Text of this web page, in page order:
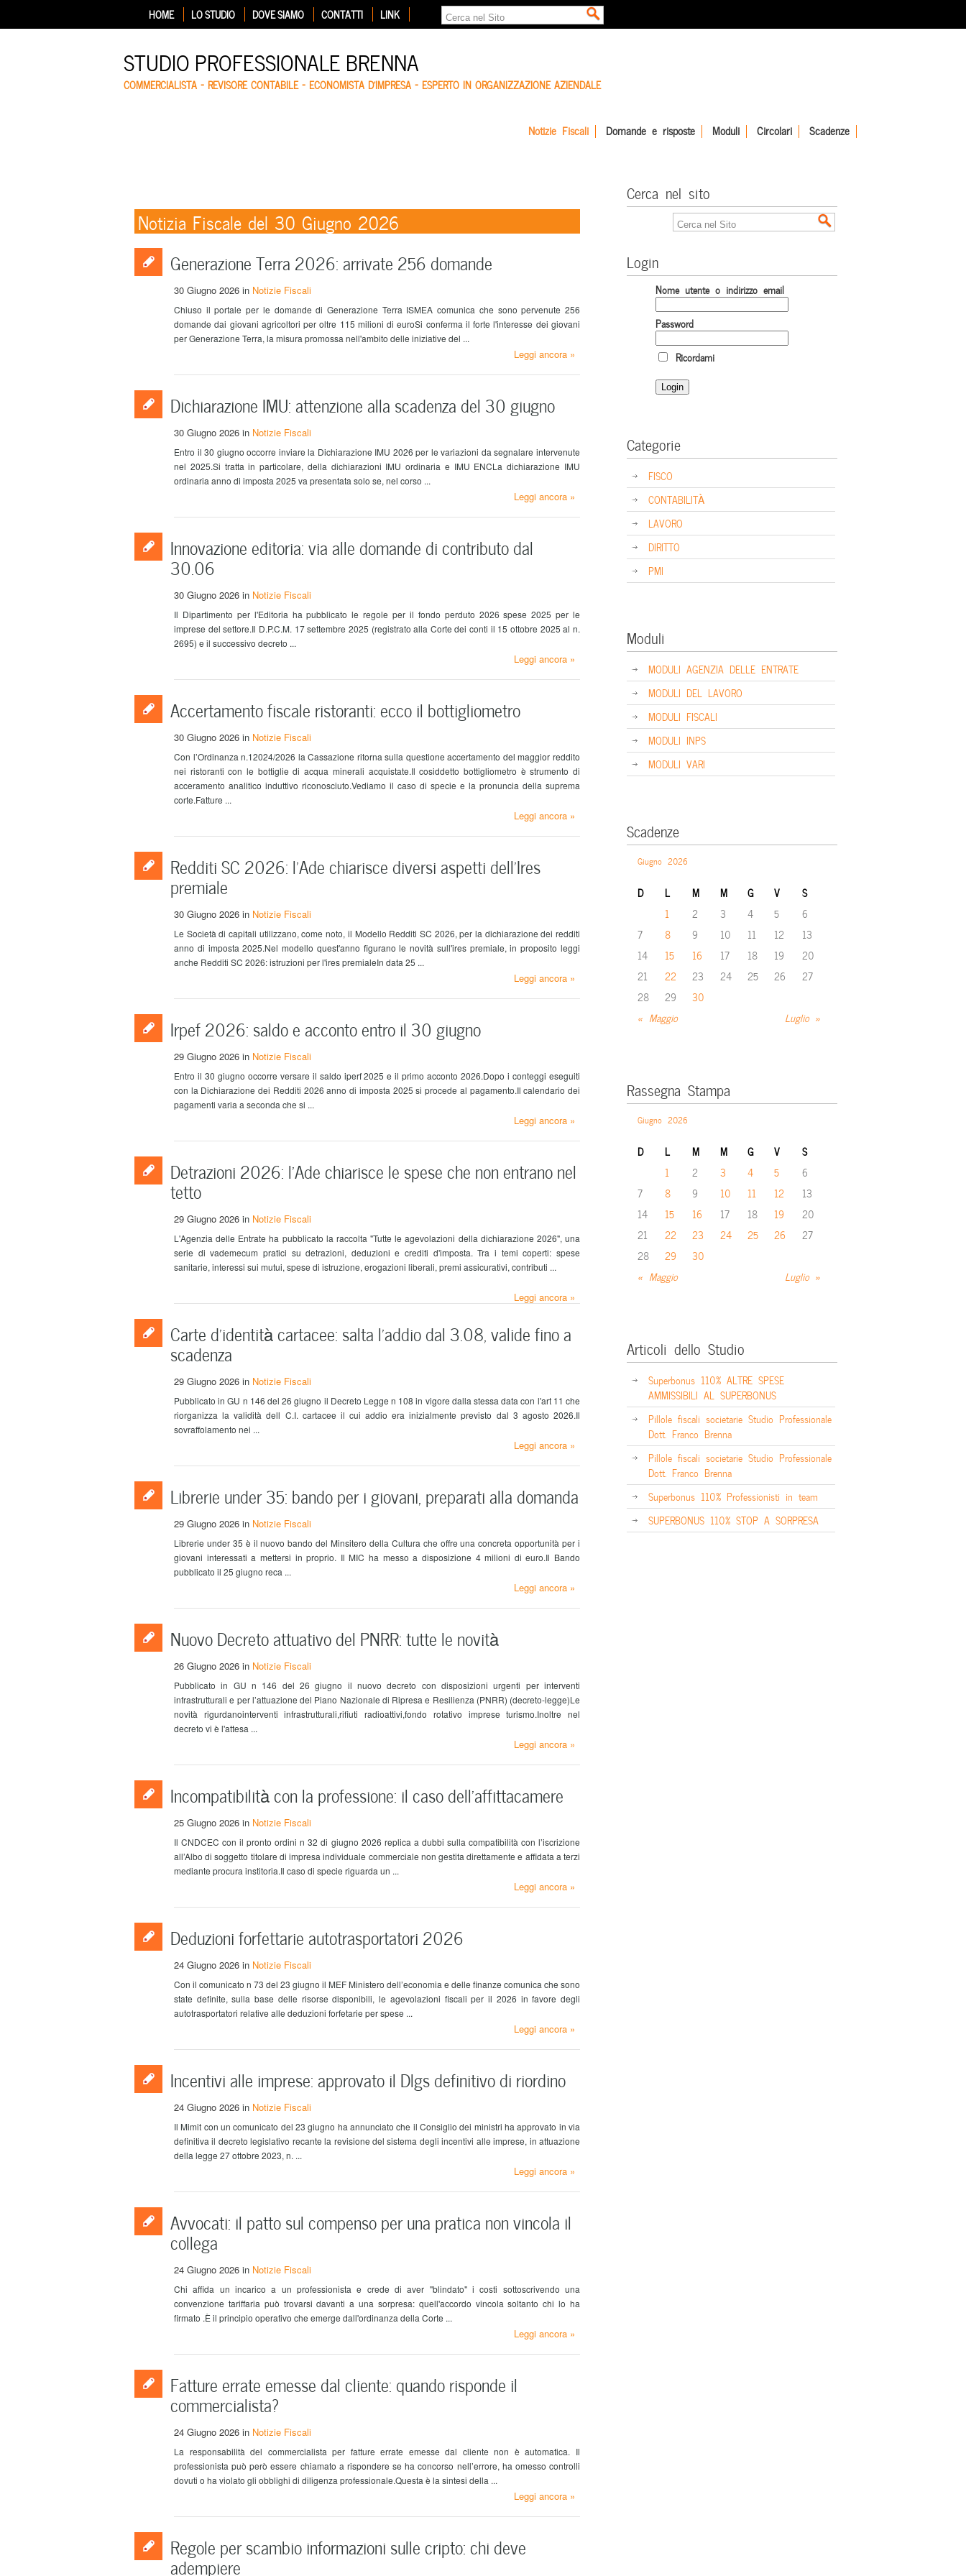
HOME LO STUDIO DOVE SIAMO CONTATTI LINK
STUDIO PROFESSIONALE BRENNA
COMMERCIALISTA – REVISORE CONTABILE – ECONOMISTA D'IMPRESA – ESPERTO IN ORGANIZZAZIONE AZIENDALE
Notizie Fiscali Domande e risposte Moduli Circolari Scadenze
Notizia Fiscale del 30 Giugno 2026
Generazione Terra 2026: arrivate 256 domande
30 Giugno 2026 in Notizie Fiscali
Chiuso il portale per le domande di Generazione Terra ISMEA comunica che sono pervenute 256
domande dai giovani agricoltori per oltre 115 milioni di euroSi conferma il forte l'interesse dei giovani
per Generazione Terra, la misura promossa nell'ambito delle iniziative del ...
Leggi ancora »
Dichiarazione IMU: attenzione alla scadenza del 30 giugno
30 Giugno 2026 in Notizie Fiscali
Entro il 30 giugno occorre inviare la Dichiarazione IMU 2026 per le variazioni da segnalare intervenute
nel 2025.Si tratta in particolare, della dichiarazioni IMU ordinaria e IMU ENCLa dichiarazione IMU
ordinaria anno di imposta 2025 va presentata solo se, nel corso ...
Leggi ancora »
Innovazione editoria: via alle domande di contributo dal
30.06
30 Giugno 2026 in Notizie Fiscali
Il Dipartimento per l'Editoria ha pubblicato le regole per il fondo perduto 2026 spese 2025 per le
imprese del settore.Il D.P.C.M. 17 settembre 2025 (registrato alla Corte dei conti il 15 ottobre 2025 al n.
2695) e il successivo decreto ...
Leggi ancora »
Accertamento fiscale ristoranti: ecco il bottigliometro
30 Giugno 2026 in Notizie Fiscali
Con l’Ordinanza n.12024/2026 la Cassazione ritorna sulla questione accertamento del maggior reddito
nei ristoranti con le bottiglie di acqua minerali acquistate.Il cosiddetto bottigliometro è strumento di
acceramento analitico induttivo riconosciuto.Vediamo il caso di specie e la pronuncia della suprema
corte.Fatture ...
Leggi ancora »
Redditi SC 2026: l’Ade chiarisce diversi aspetti dell’Ires
premiale
30 Giugno 2026 in Notizie Fiscali
Le Società di capitali utilizzano, come noto, il Modello Redditi SC 2026, per la dichiarazione dei redditi
anno di imposta 2025.Nel modello quest'anno figurano le novità sull'ires premiale, in proposito leggi
anche Redditi SC 2026: istruzioni per l'ires premialeIn data 25 ...
Leggi ancora »
Irpef 2026: saldo e acconto entro il 30 giugno
29 Giugno 2026 in Notizie Fiscali
Entro il 30 giugno occorre versare il saldo iperf 2025 e il primo acconto 2026.Dopo i conteggi eseguiti
con la Dichiarazione dei Redditi 2026 anno di imposta 2025 si procede al pagamento.Il calendario dei
pagamenti varia a seconda che si ...
Leggi ancora »
Detrazioni 2026: l’Ade chiarisce le spese che non entrano nel
tetto
29 Giugno 2026 in Notizie Fiscali
L'Agenzia delle Entrate ha pubblicato la raccolta "Tutte le agevolazioni della dichiarazione 2026", una
serie di vademecum pratici su detrazioni, deduzioni e crediti d'imposta. Tra i temi coperti: spese
sanitarie, interessi sui mutui, spese di istruzione, erogazioni liberali, premi assicurativi, contributi ...
Leggi ancora »
Carte d’identità cartacee: salta l’addio dal 3.08, valide fino a
scadenza
29 Giugno 2026 in Notizie Fiscali
Pubblicato in GU n 146 del 26 giugno il Decreto Legge n 108 in vigore dalla stessa data con l'art 11 che
riorganizza la validità dell C.I. cartacee il cui addio era inizialmente previsto dal 3 agosto 2026.Il
sovraffolamento nei ...
Leggi ancora »
Librerie under 35: bando per i giovani, preparati alla domanda
29 Giugno 2026 in Notizie Fiscali
Librerie under 35 è il nuovo bando del Minsitero della Cultura che offre una concreta opportunità per i
giovani interessati a mettersi in proprio. Il MIC ha messo a disposizione 4 milioni di euro.Il Bando
pubblicato il 25 giugno reca ...
Leggi ancora »
Nuovo Decreto attuativo del PNRR: tutte le novità
26 Giugno 2026 in Notizie Fiscali
Pubblicato in GU n 146 del 26 giugno il nuovo decreto con disposizioni urgenti per interventi
infrastrutturali e per l’attuazione del Piano Nazionale di Ripresa e Resilienza (PNRR) (decreto-legge)Le
novità rigurdanointerventi infrastrutturali,rifiuti radioattivi,fondo rotativo imprese turismo.Inoltre nel
decreto vi è l'attesa ...
Leggi ancora »
Incompatibilità con la professione: il caso dell’affittacamere
25 Giugno 2026 in Notizie Fiscali
Il CNDCEC con il pronto ordini n 32 di giugno 2026 replica a dubbi sulla compatibilità con l’iscrizione
all’Albo di soggetto titolare di impresa individuale commerciale non gestita direttamente e affidata a terzi
mediante procura institoria.Il caso di specie riguarda un ...
Leggi ancora »
Deduzioni forfettarie autotrasportatori 2026
24 Giugno 2026 in Notizie Fiscali
Con il comunicato n 73 del 23 giugno il MEF Ministero dell’economia e delle finanze comunica che sono
state definite, sulla base delle risorse disponibili, le agevolazioni fiscali per il 2026 in favore degli
autotrasportatori relative alle deduzioni forfetarie per spese ...
Leggi ancora »
Incentivi alle imprese: approvato il Dlgs definitivo di riordino
24 Giugno 2026 in Notizie Fiscali
Il Mimit con un comunicato del 23 giugno ha annunciato che il Consiglio dei ministri ha approvato in via
definitiva il decreto legislativo recante la revisione del sistema degli incentivi alle imprese, in attuazione
della legge 27 ottobre 2023, n. ...
Leggi ancora »
Avvocati: il patto sul compenso per una pratica non vincola il
collega
24 Giugno 2026 in Notizie Fiscali
Chi affida un incarico a un professionista e crede di aver "blindato" i costi sottoscrivendo una
convenzione tariffaria può trovarsi davanti a una sorpresa: quell'accordo vincola soltanto chi lo ha
firmato .È il principio operativo che emerge dall'ordinanza della Corte ...
Leggi ancora »
Fatture errate emesse dal cliente: quando risponde il
commercialista?
24 Giugno 2026 in Notizie Fiscali
La responsabilità del commercialista per fatture errate emesse dal cliente non è automatica. Il
professionista può però essere chiamato a rispondere se ha concorso nell’errore, ha omesso controlli
dovuti o ha violato gli obblighi di diligenza professionale.Questa è la sintesi della ...
Leggi ancora »
Regole per scambio informazioni sulle cripto: chi deve
adempiere
Cerca nel sito
Login
Nome utente o indirizzo email
Password
Ricordami
Categorie
FISCO
CONTABILITÀ
LAVORO
DIRITTO
PMI
Moduli
MODULI AGENZIA DELLE ENTRATE
MODULI DEL LAVORO
MODULI FISCALI
MODULI INPS
MODULI VARI
Scadenze
Giugno 2026
D L M M G V S
« Maggio Luglio »
1 2 3 4 5
6
7
8 9 10 11 12
13
14
15 16 17 18 19
20
21
22 23 24 25 26
27
28
29 30
Rassegna Stampa
Giugno 2026
D L M M G V S
« Maggio Luglio »
1 2 3 4 5
6
7
8 9 10 11 12
13
14
15 16 17 18 19
20
21
22 23 24 25 26
27
28
29 30
Articoli dello Studio
Superbonus 110% ALTRE SPESE
AMMISSIBILI AL SUPERBONUS
Pillole fiscali societarie Studio Professionale
Dott. Franco Brenna
Pillole fiscali societarie Studio Professionale
Dott. Franco Brenna
Superbonus 110% Professionisti in team
SUPERBONUS 110% STOP A SORPRESA